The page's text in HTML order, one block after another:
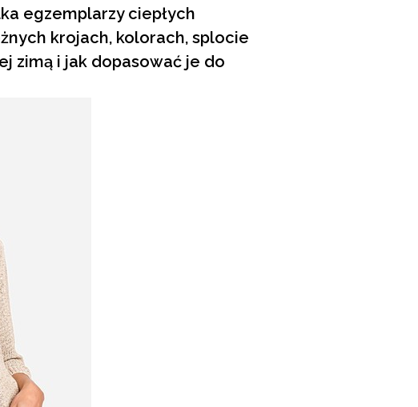
egzemplarzy ciepłych
krojach, kolorach, splocie
zimą i jak dopasować je do